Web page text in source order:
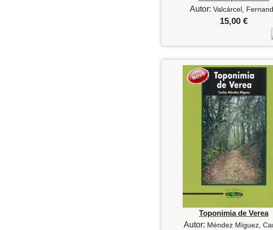
Autor: Valcárcel,
15,00 €
Toponimia de Verea
Autor: Méndez Míguez,